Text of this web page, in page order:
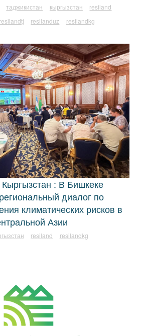
таджикистан кыргызстан
resiland
resilandtj resilanduz resilandkg
: В Бишкеке
диалог по
климатических рисков в
Азии
resiland resilandkg